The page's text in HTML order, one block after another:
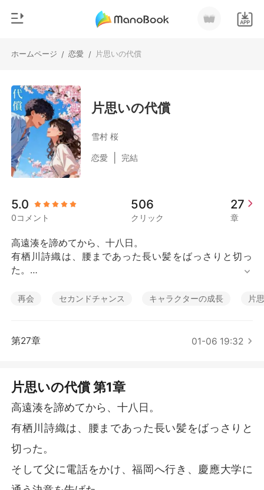
ホームページ / 恋愛 / 片思いの代償
チャージ
閲覧履歴
ログアウトします
検索
ジャンル
都市
恋愛
人狼
マフィア
短編傑作
片思いの代償
雪村 桜
恋愛 完結
5.0
0コメント
506
クリック
27
章
高遠湊を諦めてから、十八日。
有栖川詩織は、腰まであった長い髪をばっさりと切っ
た。
意を告げた。
んだと尋ねてきた。
詩織は無理に笑ってみせた。
胸が張り裂けるような、残酷な真実を打ち明ける。
湊が、結婚するのだと。
わりついていてはいけないのだと。
けれど、彼の婚約者である白石英梨からの弾むような電
話がそれを遮った。
再会 セカンドチャンス キャラクターの成長 片
第27章 01-06 19:32
片思いの代償 第1章
高遠湊を諦めてから、十八日。
有栖川詩織は、腰まであった長い髪をばっさりと
切った。
そして父に電話をかけ、福岡へ行き、慶應大学に